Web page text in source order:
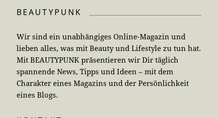
BEAUTYPUNK
Wir sind ein unabhängiges Online-Magazin und
lieben alles, was mit Beauty und Lifestyle zu tun hat.
Mit BEAUTYPUNK präsentieren wir Dir täglich
spannende News, Tipps und Ideen – mit dem
Charakter eines Magazins und der Persönlichkeit
eines Blogs.